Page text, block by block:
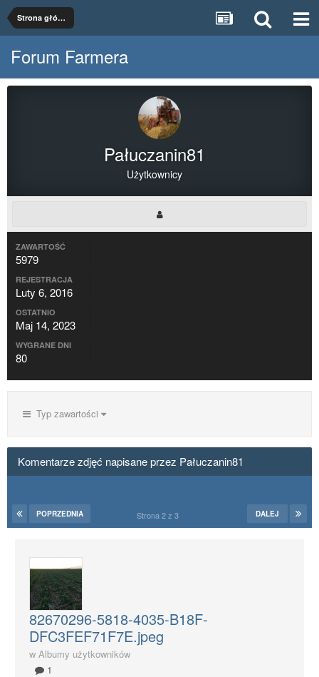
Strona główna
Forum Farmera
Pałuczanin81
Użytkownicy
ZAWARTOŚĆ
5979
REJESTRACJA
Luty 6, 2016
OSTATNIO
Maj 14, 2023
WYGRANE DNI
80
Typ zawartości
Komentarze zdjęć napisane przez Pałuczanin81
POPRZEDNIA DALEJ
Strona 2 z 3
82670296-5818-4035-B18F-
DFC3FEF71F7E.jpeg
w Albumy użytkowników
1